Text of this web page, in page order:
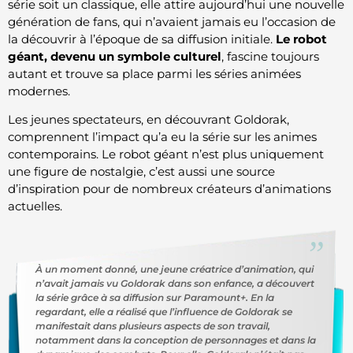
série soit un classique, elle attire aujourd’hui une nouvelle
génération de fans, qui n’avaient jamais eu l’occasion de
la découvrir à l’époque de sa diffusion initiale. Le robot
géant, devenu un symbole culturel, fascine toujours
autant et trouve sa place parmi les séries animées
modernes.
Les jeunes spectateurs, en découvrant Goldorak,
comprennent l’impact qu’a eu la série sur les animes
contemporains. Le robot géant n’est plus uniquement
une figure de nostalgie, c’est aussi une source
d’inspiration pour de nombreux créateurs d’animations
actuelles.
À un moment donné, une jeune créatrice d’animation, qui
n’avait jamais vu Goldorak dans son enfance, a découvert
la série grâce à sa diffusion sur Paramount+. En la
regardant, elle a réalisé que l’influence de Goldorak se
manifestait dans plusieurs aspects de son travail,
notamment dans la conception de personnages et dans la